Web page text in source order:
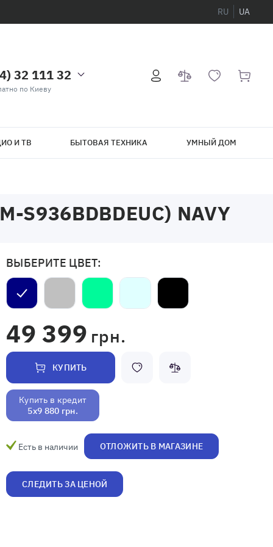
RU UA
32 111 32
по Киеву
И ТВ БЫТОВАЯ ТЕХНИКА УМНЫЙ ДОМ
S936BDBDEUC) NAVY
ВЫБЕРИТЕ ЦВЕТ:
49 399 грн.
КУПИТЬ
Купить в кредит
5x9 880 грн.
Есть в наличии ОТЛОЖИТЬ В МАГАЗИНЕ
СЛЕДИТЬ ЗА ЦЕНОЙ